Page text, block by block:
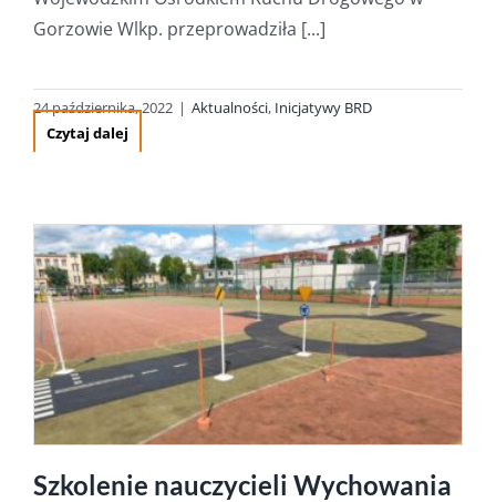
Gorzowie Wlkp. przeprowadziła [...]
24 października, 2022 | Aktualności, Inicjatywy BRD
Czytaj dalej
Szkolenie nauczycieli Wychowania